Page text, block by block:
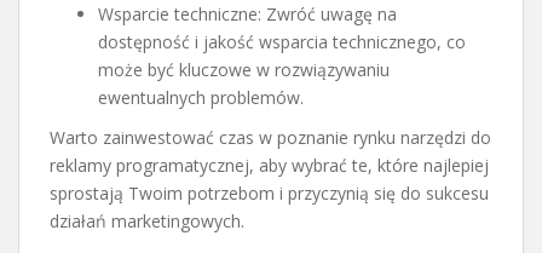
Wsparcie techniczne: Zwróć uwagę na
dostępność i jakość wsparcia technicznego, co
może być kluczowe w rozwiązywaniu
ewentualnych problemów.
Warto zainwestować czas w poznanie rynku narzędzi do
reklamy programatycznej, aby wybrać te, które najlepiej
sprostają Twoim potrzebom i przyczynią się do sukcesu
działań marketingowych.